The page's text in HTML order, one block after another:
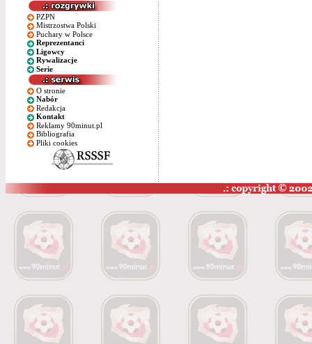
PZPN
Mistrzostwa Polski
Puchary w Polsce
Reprezentanci
Ligowcy
Rywalizacje
Serie
O stronie
Nabór
Redakcja
Kontakt
Reklamy 90minut.pl
Bibliografia
Pliki cookies